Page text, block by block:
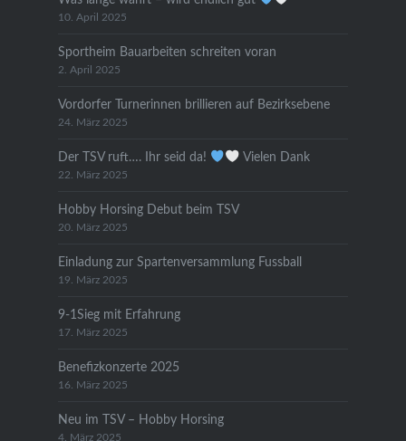
10. April 2025
Sportheim Bauarbeiten schreiten voran
2. April 2025
Vordorfer Turnerinnen brillieren auf Bezirksebene
24. März 2025
Der TSV ruft…. Ihr seid da! Vielen Dank
22. März 2025
Hobby Horsing Debut beim TSV
20. März 2025
Einladung zur Spartenversammlung Fussball
19. März 2025
9-1Sieg mit Erfahrung
17. März 2025
Benefizkonzerte 2025
16. März 2025
Neu im TSV – Hobby Horsing
4. März 2025